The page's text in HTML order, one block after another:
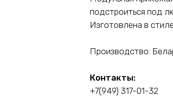
подстроиться под
Изготовлена в
Производство:
Контакты:
+7(949) 317-01-32